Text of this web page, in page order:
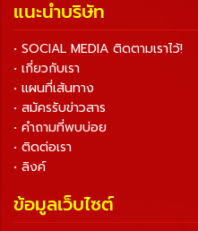
แนะนำบริษัท
• SOCIAL MEDIA ติดตามเราไว้!
• เกี่ยวกับเรา
• แผนที่เส้นทาง
• สมัครรับข่าวสาร
• คำถามที่พบบ่อย
• ติดต่อเรา
• ลิงค์
ข้อมูลเว็บไซต์